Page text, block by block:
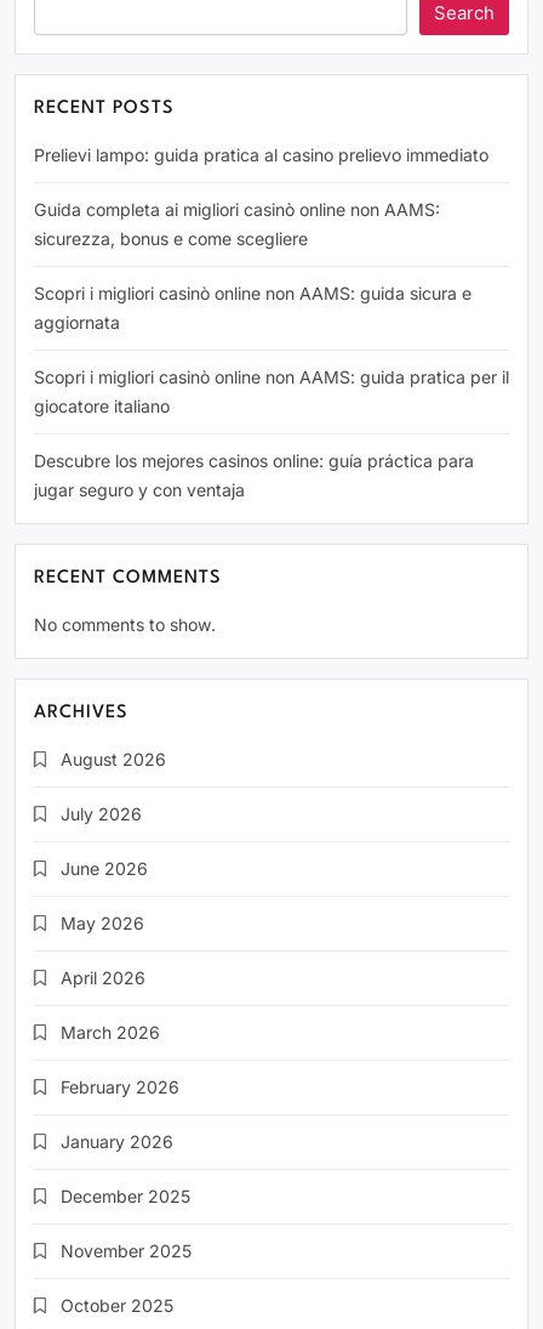
Search
RECENT POSTS
Prelievi lampo: guida pratica al casino prelievo immediato
Guida completa ai migliori casinò online non AAMS:
sicurezza, bonus e come scegliere
Scopri i migliori casinò online non AAMS: guida sicura e
aggiornata
Scopri i migliori casinò online non AAMS: guida pratica per il
giocatore italiano
Descubre los mejores casinos online: guía práctica para
jugar seguro y con ventaja
RECENT COMMENTS
No comments to show.
ARCHIVES
August 2026
July 2026
June 2026
May 2026
April 2026
March 2026
February 2026
January 2026
December 2025
November 2025
October 2025